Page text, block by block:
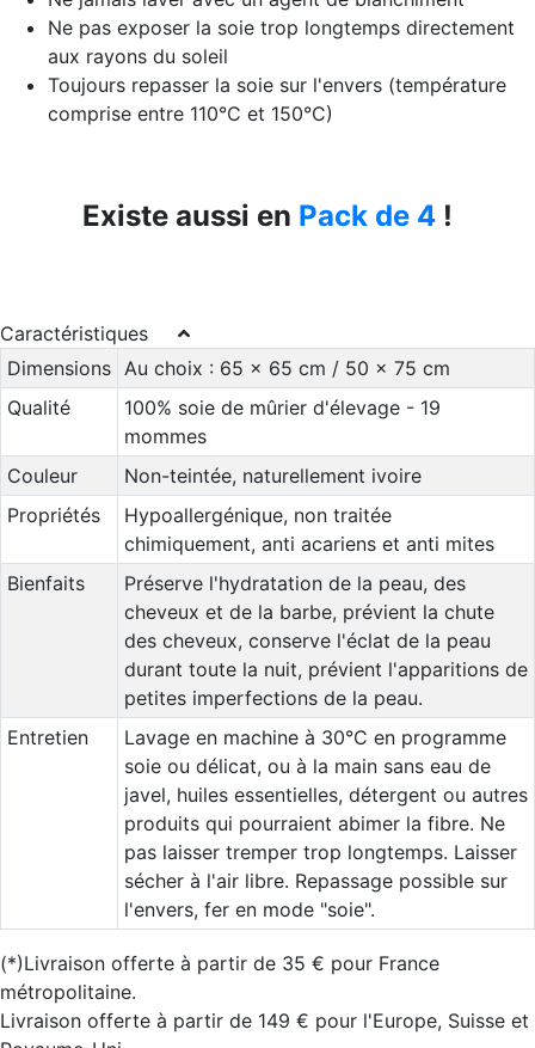
Ne pas exposer la soie trop longtemps directement
aux rayons du soleil
Toujours repasser la soie sur l'envers (température
comprise entre 110°C et 150°C)
Existe aussi en Pack de 4 !
Caractéristiques
Dimensions Au choix : 65 x 65 cm / 50 x 75 cm
Qualité
100% soie de mûrier d'élevage - 19
mommes
Couleur
Non-teintée, naturellement ivoire
Propriétés
Hypoallergénique, non traitée
chimiquement, anti acariens et anti mites
Bienfaits
Préserve l'hydratation de la peau, des
cheveux et de la barbe, prévient la chute
des cheveux, conserve l'éclat de la peau
durant toute la nuit, prévient l'apparitions de
petites imperfections de la peau.
Entretien
Lavage en machine à 30°C en programme
soie ou délicat, ou à la main sans eau de
javel, huiles essentielles, détergent ou autres
produits qui pourraient abimer la fibre. Ne
pas laisser tremper trop longtemps. Laisser
sécher à l'air libre. Repassage possible sur
l'envers, fer en mode "soie".
(*)Livraison offerte à partir de 35 € pour France
métropolitaine.
Livraison offerte à partir de 149 € pour l'Europe, Suisse et